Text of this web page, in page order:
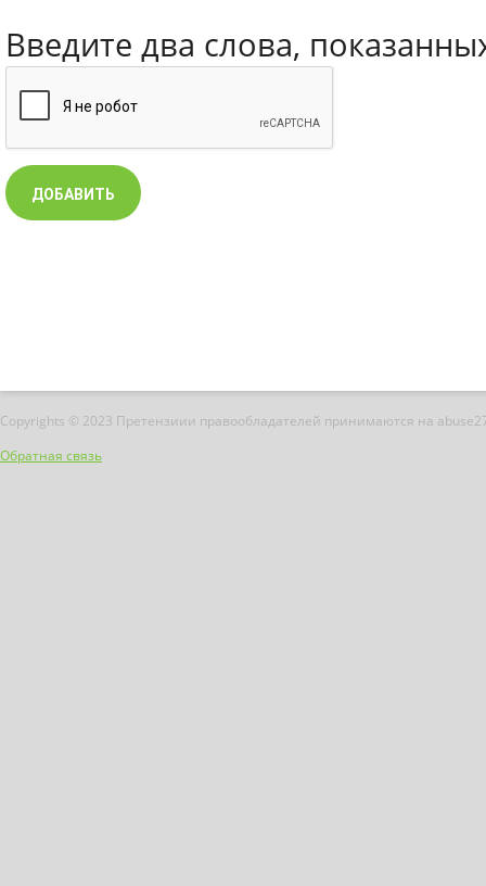
Введите два слова,
Copyrights © 2023 Претензиии правообладателей принимаются на
Обратная связь